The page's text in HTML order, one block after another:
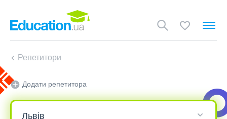
Репетитори
Додати репетитора